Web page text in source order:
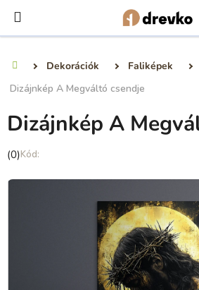
fő
Dekorációk Faliképek
Dizájnkép A Megváltó csendje
Dizájnkép A
A
átlagos
(0)